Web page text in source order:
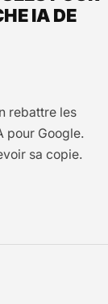
IA DE
rebattre les
pour Google.
sa copie.